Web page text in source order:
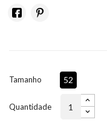
Tamanho 52
Quantidade